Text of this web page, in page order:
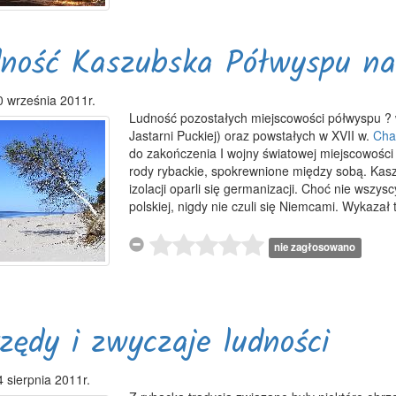
Kaszubska Półwyspu
września 2011r.
Ludność pozostałych miejscowości półwyspu
Jastarni Puckiej) oraz powstałych w XVII w.
do zakończenia I wojny światowej
rody rybackie, spokrewnione między sobą.
izolacji oparli się germanizacji. Choć nie
polskiej, nigdy nie czuli się Niemcami.
nie zagłosowano
i zwyczaje ludności
sierpnia 2011r.